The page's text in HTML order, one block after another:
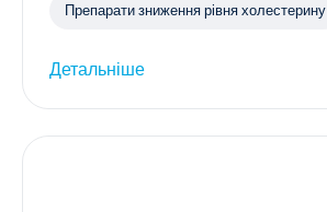
Препарати зниження рівня холестерину
Детальніше